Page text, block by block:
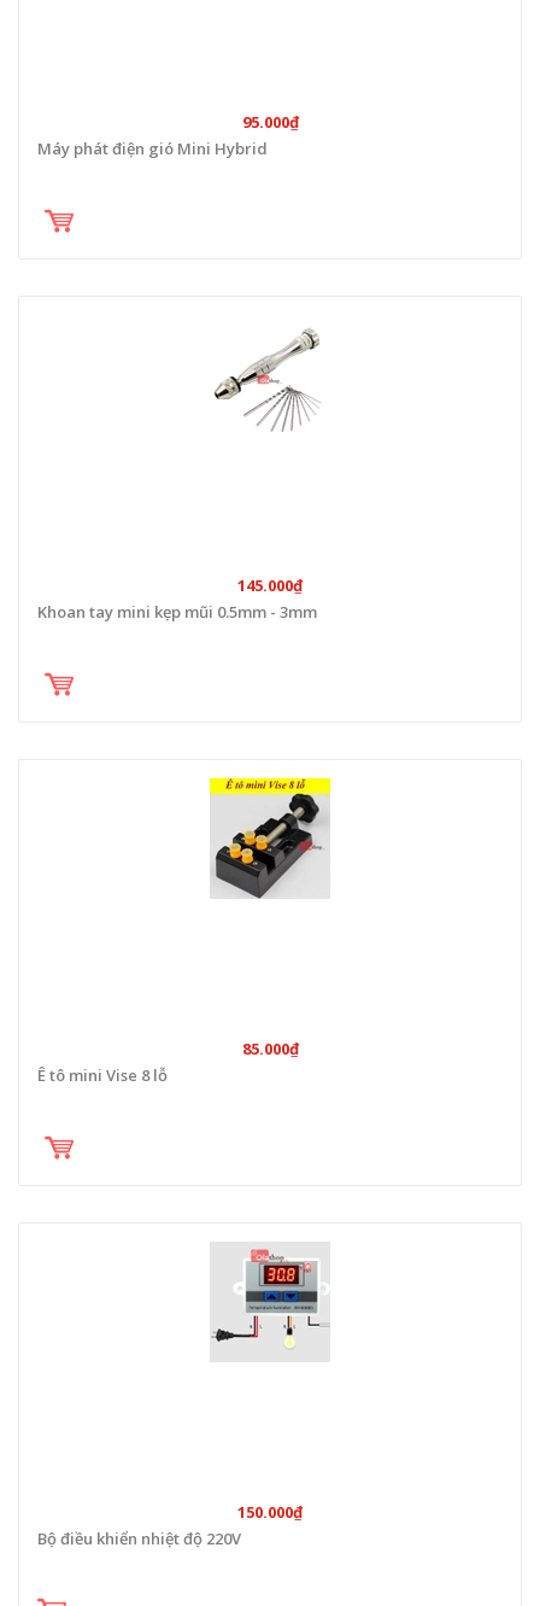
95.000₫
Máy phát điện gió Mini Hybrid
145.000₫
Khoan tay mini kẹp mũi 0.5mm - 3mm
85.000₫
Ê tô mini Vise 8 lỗ
150.000₫
Bộ điều khiển nhiệt độ 220V